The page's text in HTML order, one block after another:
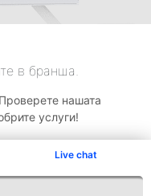
Live chat
в бранша.
нашата
услуги!